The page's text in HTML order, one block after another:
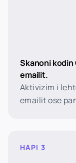
Skanoni kodin
emailit.
Aktivizim i
emailit ose
HAPI 3